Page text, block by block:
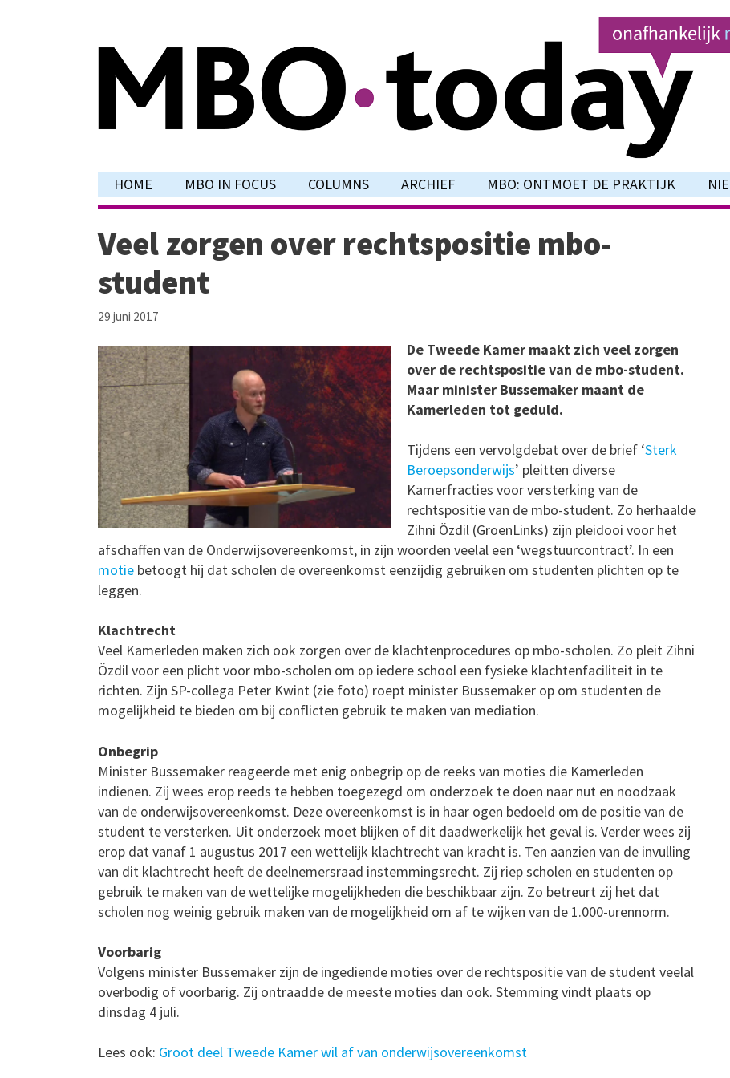
HOME MBO IN FOCUS COLUMNS ARCHIEF MBO: ONTMOET DE PRAKTIJK
Veel zorgen over rechtspositie mbo-
student
29 juni 2017
De Tweede Kamer maakt zich veel zorgen
over de rechtspositie van de mbo-student.
Maar minister Bussemaker maant de
Kamerleden tot geduld.
Tijdens een vervolgdebat over de brief ‘Sterk
Beroepsonderwijs’ pleitten diverse
Kamerfracties voor versterking van de
rechtspositie van de mbo-student. Zo herhaalde
Zihni Özdil (GroenLinks) zijn pleidooi voor het
afschaffen van de Onderwijsovereenkomst, in zijn woorden veelal een ‘wegstuurcontract’. In een
motie betoogt hij dat scholen de overeenkomst eenzijdig gebruiken om studenten plichten op te
leggen.
Klachtrecht
Veel Kamerleden maken zich ook zorgen over de klachtenprocedures op mbo-scholen. Zo pleit Zihni
Özdil voor een plicht voor mbo-scholen om op iedere school een fysieke klachtenfaciliteit in te
richten. Zijn SP-collega Peter Kwint (zie foto) roept minister Bussemaker op om studenten de
mogelijkheid te bieden om bij conflicten gebruik te maken van mediation.
Onbegrip
Minister Bussemaker reageerde met enig onbegrip op de reeks van moties die Kamerleden
indienen. Zij wees erop reeds te hebben toegezegd om onderzoek te doen naar nut en noodzaak
van de onderwijsovereenkomst. Deze overeenkomst is in haar ogen bedoeld om de positie van de
student te versterken. Uit onderzoek moet blijken of dit daadwerkelijk het geval is. Verder wees zij
erop dat vanaf 1 augustus 2017 een wettelijk klachtrecht van kracht is. Ten aanzien van de invulling
van dit klachtrecht heeft de deelnemersraad instemmingsrecht. Zij riep scholen en studenten op
gebruik te maken van de wettelijke mogelijkheden die beschikbaar zijn. Zo betreurt zij het dat
scholen nog weinig gebruik maken van de mogelijkheid om af te wijken van de 1.000-urennorm.
Voorbarig
Volgens minister Bussemaker zijn de ingediende moties over de rechtspositie van de student veelal
overbodig of voorbarig. Zij ontraadde de meeste moties dan ook. Stemming vindt plaats op
dinsdag 4 juli.
Lees ook: Groot deel Tweede Kamer wil af van onderwijsovereenkomst